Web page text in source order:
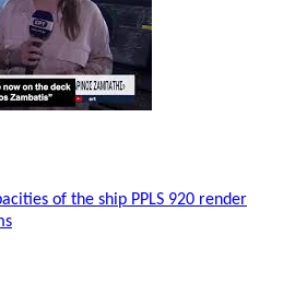
of the ship PPLS 920 render